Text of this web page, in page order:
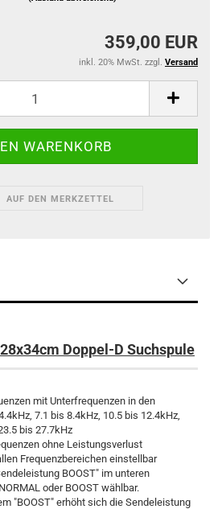
359,00 EUR
inkl. 20% MwSt. zzgl. Versand
AUF DEN MERKZETTEL
28x34cm Doppel-D Suchspule
mit Unterfrequenzen in den
7.1 bis 8.4kHz, 10.5 bis 12.4kHz,
bis 27.7kHz
ohne Leistungsverlust
Frequenzbereichen einstellbar
BOOST" im unteren
oder BOOST wählbar.
"BOOST" erhöht sich die Sendeleistung